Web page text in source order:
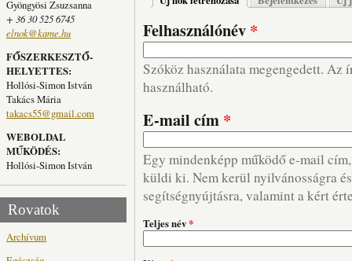
Gyöngyösi Zsuzsanna
+ 36 30 525 6745
elnok@kame.hu
FŐSZERKESZTŐ-
HELYETTES:
Hollósi-Simon István
Takács Mária
takacs55@gmail.com
WEBOLDAL
MŰKÖDÉS:
Hollósi-Simon István
Rovatok
Archívum
Felhasználónév *
Szóköz használata megengedett. Az
használható.
E-mail cím *
Egy mindenképp működő e-mail
küldi ki. Nem kerül nyilvánosságra
segítségnyújtásra, valamint a kért
Teljes név*